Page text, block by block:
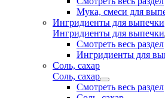
Мука, смеси для
Ингридиенты для выпечки
Ингридиенты для выпечки
Смотреть весь раздел
Ингридиенты для
Соль, сахар
Соль, сахар
Смотреть весь раздел